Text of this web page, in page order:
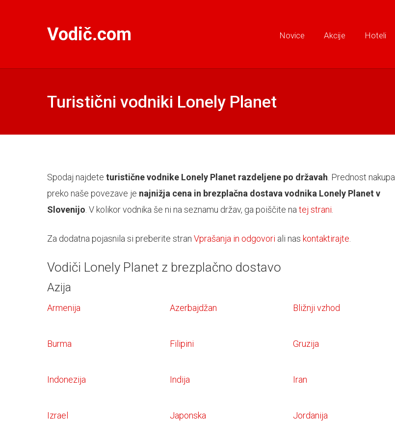
Vodič.com Novice Akcije Hoteli
Turistični vodniki Lonely Planet
Spodaj najdete turistične vodnike Lonely Planet razdeljene po državah . Prednost nakupa
preko naše povezave je najnižja cena in brezplačna dostava vodnika Lonely Planet v
Slovenijo . V kolikor vodnika še ni na seznamu držav, ga poiščite na tej strani
Za dodatna pojasnila si preberite stran Vprašanja in odgovori ali nas kontaktirajte
Vodiči Lonely Planet z brezplačno dostavo
Azija
Armenija Azerbajdžan Bližnji vzhod
Burma Filipini Gruzija
Indonezija Indija Iran
Izrael Japonska Jordanija